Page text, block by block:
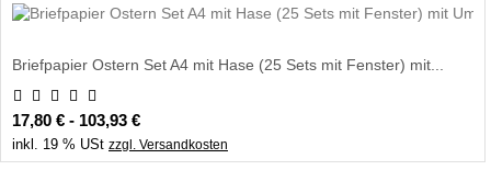
Briefpapier Ostern Set A4 mit Hase (25 Sets mit Fenster) mit...
17,80 € - 103,93 €
inkl. 19 % USt zzgl. Versandkosten